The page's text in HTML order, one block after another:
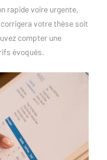
rapide voire urgente,
votre thèse soit
compter une
évoqués.